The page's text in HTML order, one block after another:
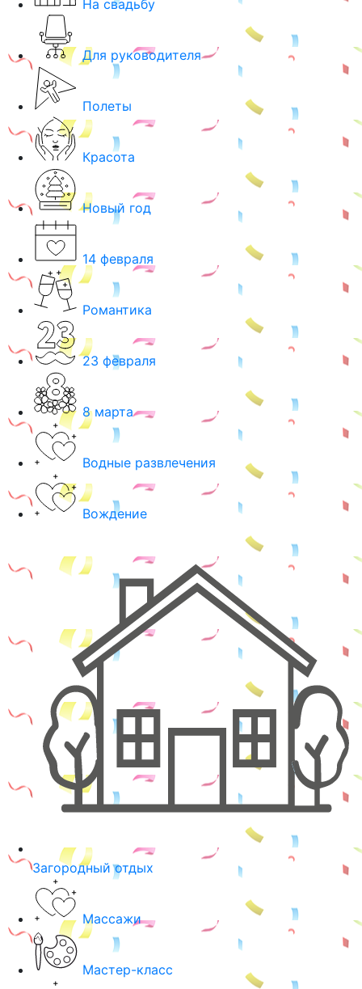
На свадьбу
Для руководителя
Полеты
Красота
Новый год
14 февраля
Романтика
23 февраля
8 марта
Водные развлечения
Вождение
Загородный отдых
Массажи
Мастер-класс